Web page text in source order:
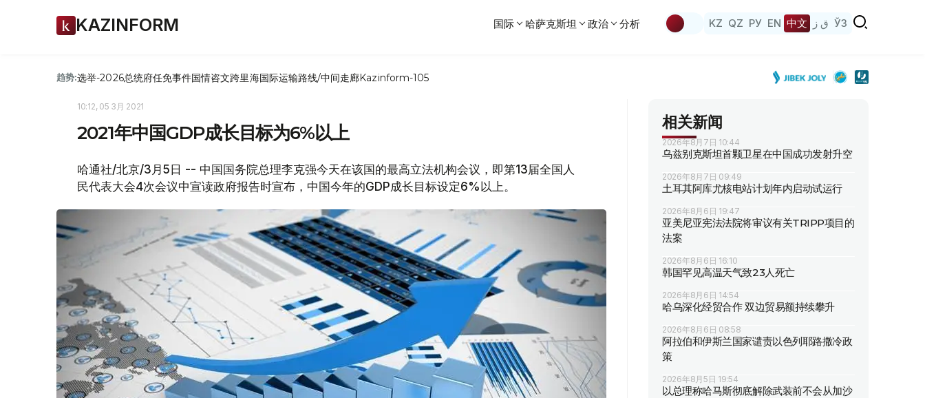
KAZINFORM 国际 哈萨克斯坦 政治 分析 KZ QZ РУ EN 中文 ق ز ЎЗ
趋势:选举-2026总统府任免事件国情咨文跨里海国际运输路线/中间走廊Kazinform-105
10:12, 05 3月 2021
2021年中国GDP成长目标为6%以上
哈通社/北京/3月5日 -- 中国国务院总理李克强今天在该国的最高立法机构会议，即第13届全国人
民代表大会4次会议中宣读政府报告时宣布，中国今年的GDP成长目标设定6%以上。
相关新闻
2026年8月7日 10:44
乌兹别克斯坦首颗卫星在中国成功发射升空
2026年8月7日 09:49
土耳其阿库尤核电站计划年内启动试运行
2026年8月6日 19:47
亚美尼亚宪法法院将审议有关TRIPP项目的
法案
2026年8月6日 16:10
韩国罕见高温天气致23人死亡
2026年8月6日 14:54
哈乌深化经贸合作 双边贸易额持续攀升
2026年8月6日 08:58
阿拉伯和伊斯兰国家谴责以色列耶路撒冷政
策
2026年8月5日 19:54
以总理称哈马斯彻底解除武装前不会从加沙